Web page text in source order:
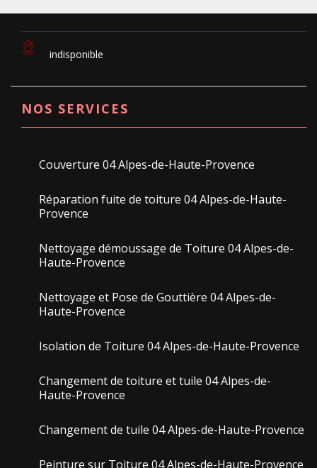
indisponible
NOS SERVICES
Couverture 04 Alpes-de-Haute-Provence
Réparation fuite de toiture 04 Alpes-de-Haute-
Provence
Nettoyage démoussage de Toiture 04 Alpes-de-
Haute-Provence
Nettoyage et Pose de Gouttière 04 Alpes-de-
Haute-Provence
Isolation de Toiture 04 Alpes-de-Haute-Provence
Changement de toiture et tuile 04 Alpes-de-
Haute-Provence
Changement de tuile 04 Alpes-de-Haute-Provence
Peinture sur Toiture 04 Alpes-de-Haute-Provence